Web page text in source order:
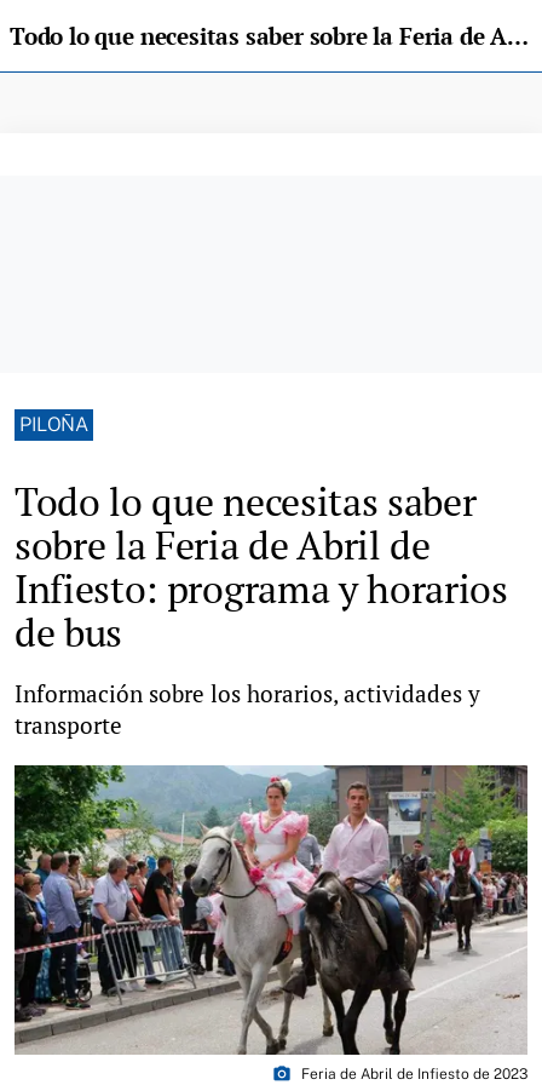
Todo lo que necesitas saber sobre la Feria de Abril de Infiesto: programa y horarios de bus
PILOÑA
Todo lo que necesitas saber
sobre la Feria de Abril de
Infiesto: programa y horarios
de bus
Información sobre los horarios, actividades y
transporte
photo_camera Feria de Abril de Infiesto de 2023